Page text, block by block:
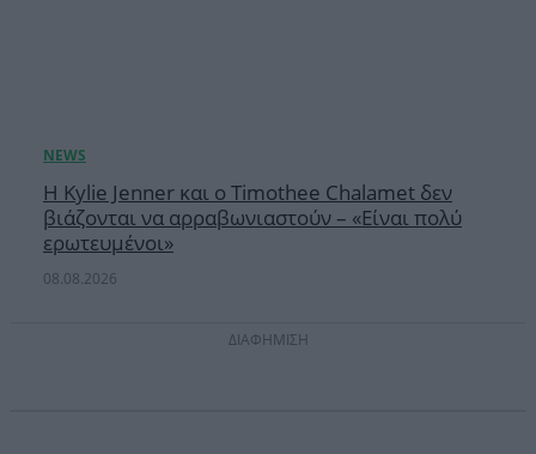
Η Kylie Jenner και ο Timothee Chalamet δεν
βιάζονται να αρραβωνιαστούν – «Είναι πολύ
ερωτευμένοι»
08.08.2026
ΔΙΑΦΗΜΙΣΗ